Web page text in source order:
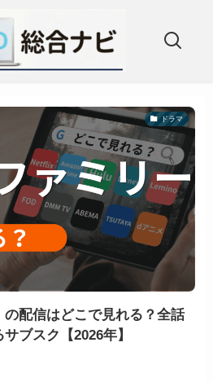
ドラマ
の配信はどこで見れる？全話
ブスク【2026年】